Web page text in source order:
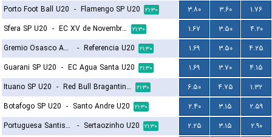
Porto Foot Ball U20 - Flamengo SP U20 ۲۱:۳۰ ۳.۸۰ ۳.۶۰
۱.۷۶
Sfera SP U20 - EC XV de Novembro de Jau SP U20 ۲۱:۳۰ ۱.۶۷ ۳.۵۰
۴.۲۰
Gremio Osasco Audax SP U20
- Referencia U20 ۲۱:۳۰ ۱.۶۹ ۳.۵۰
۴.۲۵
Guarani SP U20 - EC Agua Santa U20 ۲۱:۳۰ ۱.۶۹ ۳.۷۰
۴.۱۵
Ituano SP U20 - Red Bull Bragantino SP U20 ۲۱:۳۰ ۶.۵۰ ۴.۷۵
۱.۳۲
Botafogo SP U20 - Santo Andre U20 ۲۱:۳۰ ۲.۴۰ ۳.۱۵
۲.۵۹
Portuguesa Santista U20
- Sertaozinho U20 ۲۱:۳۰ ۲.۲۵ ۳.۱۵
۲.۹۰